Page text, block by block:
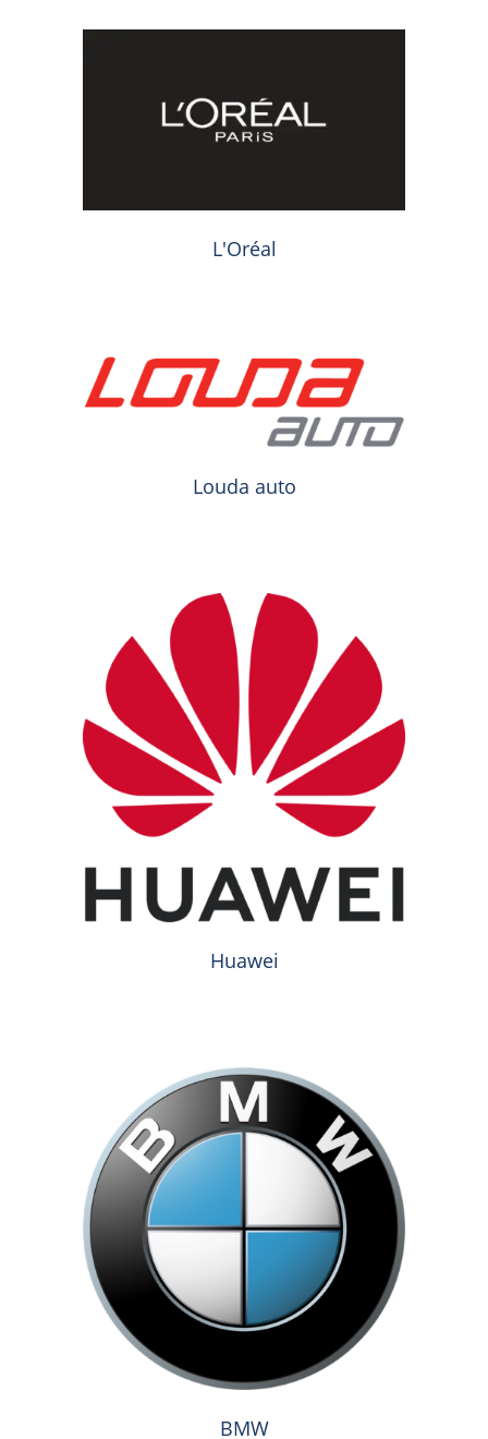
L'Oréal
Louda auto
Huawei
BMW